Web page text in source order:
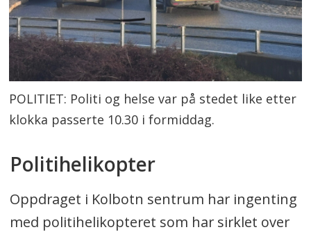
POLITIET: Politi og helse var på stedet like etter
klokka passerte 10.30 i formiddag.
Politihelikopter
Oppdraget i Kolbotn sentrum har ingenting
med politihelikopteret som har sirklet over